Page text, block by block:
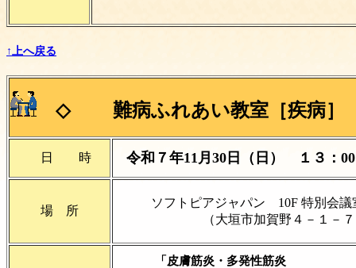
↑上へ戻る
◇ 難病ふれあい教室［疾病］
日 時 令和７年11月30日（日） １３：00
場 所
ソフトピアジャパン 10F 特別
（大垣市加賀野４－１－７
「皮膚筋炎・多発性筋炎